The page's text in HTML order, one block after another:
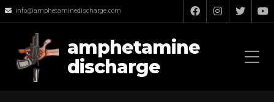
info@amphetaminedischarge.com
amphetamine
discharge